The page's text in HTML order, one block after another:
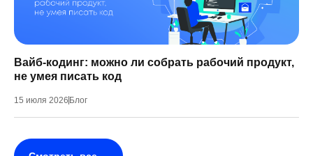
Вайб-кодинг: можно ли собрать рабочий продукт,
не умея писать код
15 июля 2026 Блог